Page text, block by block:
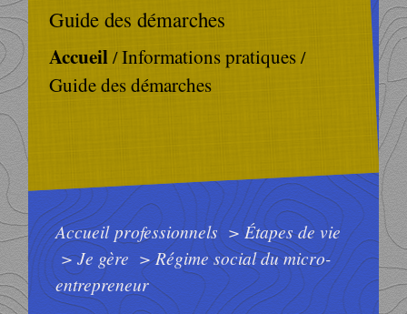
Guide des démarches
Accueil/Informations pratiques/
Guide des démarches
Accueil professionnels > Étapes de vie
>Je gère >Régime social du micro-
entrepreneur